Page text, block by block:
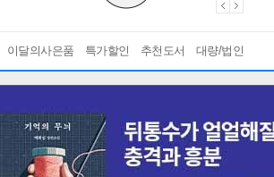
이달의사은품 특가할인 추천도서 대량/법인